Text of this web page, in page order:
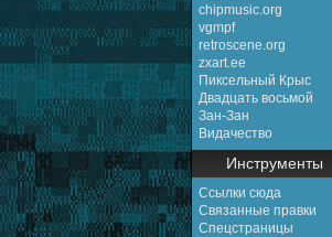
chipmusic.org
vgmpf
retroscene.org
zxart.ee
Пиксельный Крыс
Двадцать восьмой
Зан-Зан
Видачество
Инструменты
Ссылки сюда
Связанные правки
Спецстраницы